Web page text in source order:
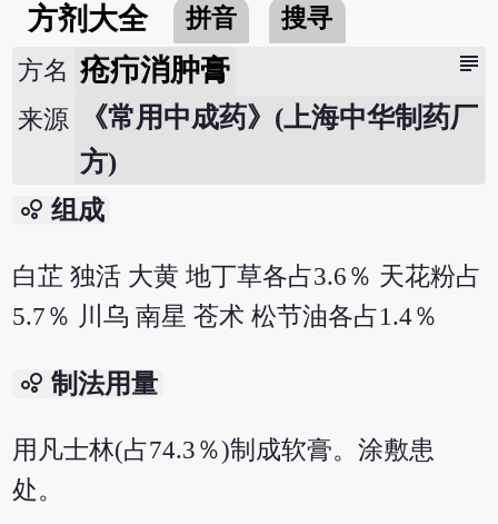
方剂大全 拼音 搜寻
subject
方名 疮疖消肿膏
来源
《常用中成药》(上海中华制药厂
方)
bubble_chart 组成
白芷 独活 大黄 地丁草各占3.6％ 天花粉占
5.7％ 川乌 南星 苍术 松节油各占1.4％
bubble_chart 制法用量
用凡士林(占74.3％)制成软膏。涂敷患
处。